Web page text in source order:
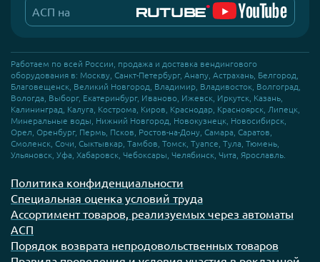
АСП на
Работаем по всей России, продажа и доставка вендингового
оборудования в: Москву, Санкт-Петербург, Анапу, Астрахань, Белгород,
Благовещенск, Великий Новгород, Владимир, Владивосток, Волгоград,
Вологда, Выборг, Екатеринбург, Иваново, Ижевск, Иркутск, Казань,
Калининград, Калуга, Кострома, Киров, Краснодар, Красноярск, Липецк,
Минеральные воды, Нижний Новгород, Новокузнецк, Новосибирск,
Орел, Оренбург, Пермь, Псков, Ростов-на-Дону, Самара, Саратов,
Смоленск, Сочи, Сыктывкар, Тамбов, Томск, Туапсе, Тула, Тюмень,
Ульяновск, Уфа, Хабаровск, Чебоксары, Челябинск, Чита, Ярославль.
Политика конфиденциальности
Специальная оценка условий труда
Ассортимент товаров, реализуемых через автоматы
АСП
Порядок возврата непродовольственных товаров